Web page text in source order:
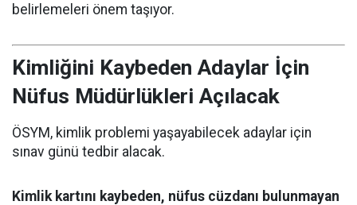
belirlemeleri önem taşıyor.
Kimliğini Kaybeden Adaylar İçin
Nüfus Müdürlükleri Açılacak
ÖSYM, kimlik problemi yaşayabilecek adaylar için
sınav günü tedbir alacak.
Kimlik kartını kaybeden, nüfus cüzdanı bulunmayan